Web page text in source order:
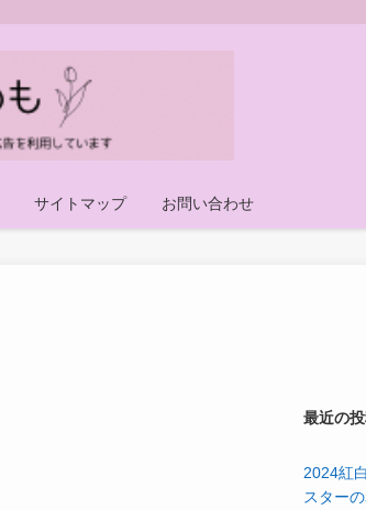
サイトマップ お問い合わせ
最近の
2024紅
スター